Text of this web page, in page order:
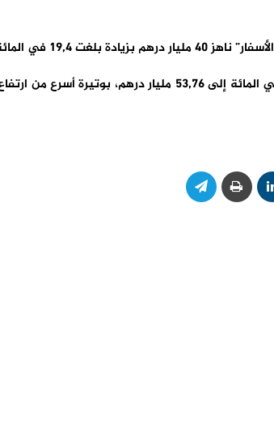
بلغت 19,4 في المائة.
ويعزى هذا الأداء إلى نمو المداخيل بـ 14,6 في المائة إلى 53,76 مليار